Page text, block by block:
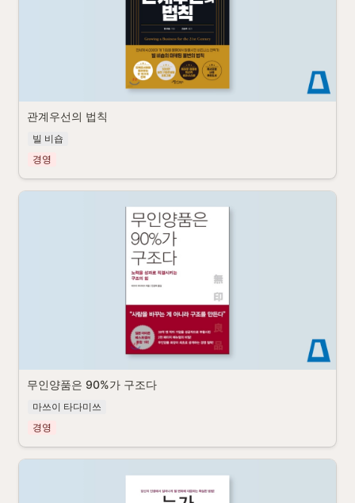
관계우선의 법칙
빌 비숍
경영
무인양품은 90%가 구조다
마쓰이 타다미쓰
경영